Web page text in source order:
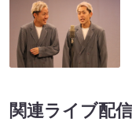
関連ライブ配信